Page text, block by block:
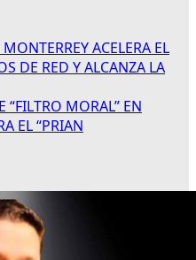
ACELERA EL
DE RED Y ALCANZA LA
MORAL” EN
EL “PRIAN